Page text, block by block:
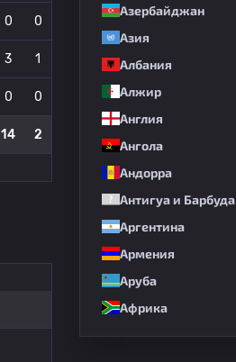
0 0
3 1
0 0
14 2
Азербайджан
Азия
Албания
Алжир
Англия
Ангола
Андорра
Антигуа и Барбуда
Аргентина
Армения
Аруба
Африка